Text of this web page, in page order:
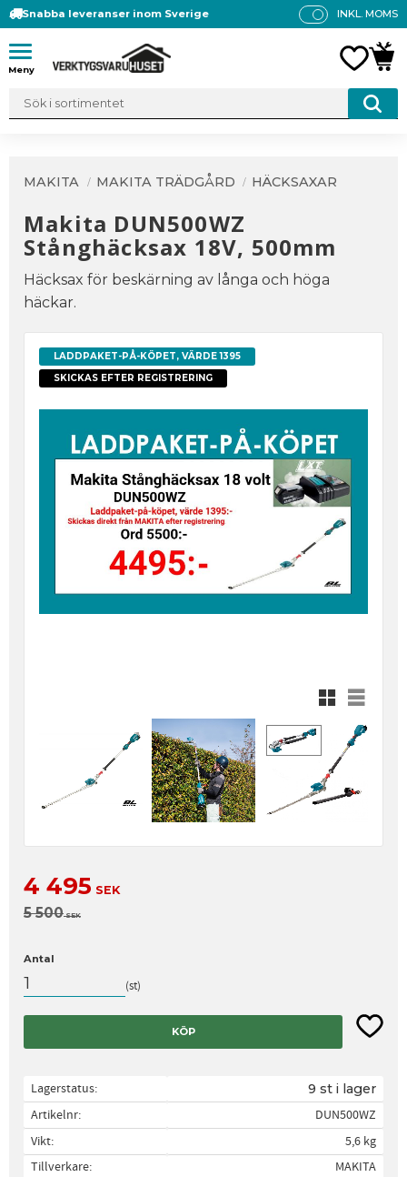
Meny
Snabba leveranser inom Sverige
P
A
INKL. MOMS
MAKITA MAKITA TRÄDGÅRD HÄCKSAXAR
Makita DUN500WZ
Stånghäcksax 18V, 500mm
Häcksax för beskärning av långa och höga
häckar.
LADDPAKET-PÅ-KÖPET, VÄRDE 1395
SKICKAS EFTER REGISTRERING
Rutnätsvy
Listvy
Nedsatt pris:
4 495 SEK
Ordinarie pris:
5 500SEK
Antal
st
KÖP Lägg
Lagerstatus 9 st i lager
Artikelnr
DUN500WZ
Vikt
5,6 kg
Tillverkare
MAKITA